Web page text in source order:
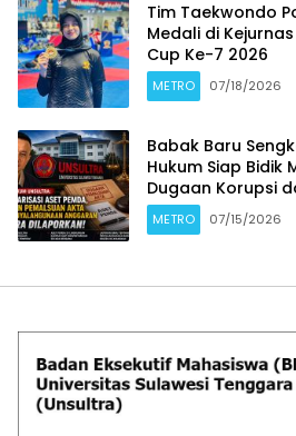
Tim Taekwondo
Medali di
Cup Ke-7 2026
METRO 07/18/2026
Babak Baru
Hukum Siap Bidik
Dugaan Korupsi
METRO 07/15/2026